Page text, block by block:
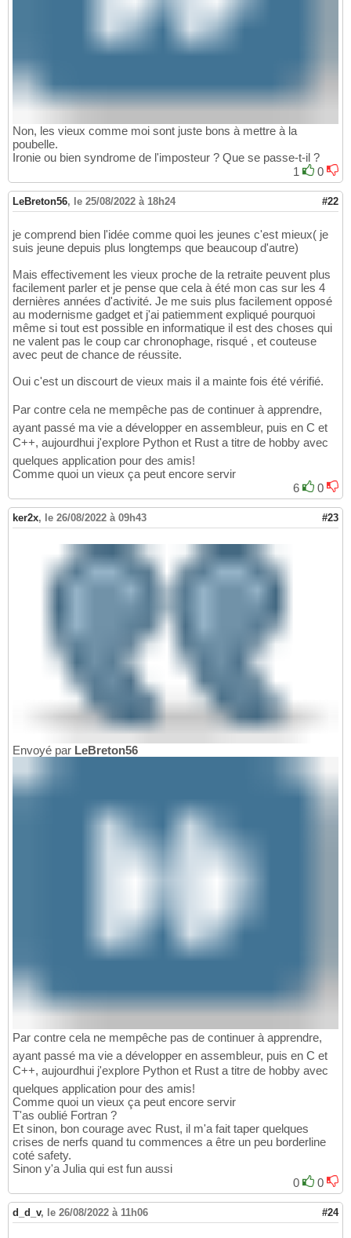
Non, les vieux comme moi sont juste bons à mettre à la
poubelle.
Ironie ou bien syndrome de l'imposteur ? Que se passe-t-il ?
1
0
LeBreton56, le 25/08/2022 à 18h24 #22
je comprend bien l'idée comme quoi les jeunes c'est mieux( je
suis jeune depuis plus longtemps que beaucoup d'autre)
Mais effectivement les vieux proche de la retraite peuvent plus
facilement parler et je pense que cela à été mon cas sur les 4
dernières années d'activité. Je me suis plus facilement opposé
au modernisme gadget et j'ai patiemment expliqué pourquoi
même si tout est possible en informatique il est des choses qui
ne valent pas le coup car chronophage, risqué , et couteuse
avec peut de chance de réussite.
Oui c'est un discourt de vieux mais il a mainte fois été vérifié.
Par contre cela ne mempêche pas de continuer à apprendre,
ayant passé ma vie a développer en assembleur, puis en C et
C++, aujourdhui j'explore Python et Rust a titre de hobby avec
quelques application pour des amis!
Comme quoi un vieux ça peut encore servir
6
0
ker2x, le 26/08/2022 à 09h43 #23
Envoyé par LeBreton56
Par contre cela ne mempêche pas de continuer à apprendre,
ayant passé ma vie a développer en assembleur, puis en C et
C++, aujourdhui j'explore Python et Rust a titre de hobby avec
quelques application pour des amis!
Comme quoi un vieux ça peut encore servir
T'as oublié Fortran ?
Et sinon, bon courage avec Rust, il m'a fait taper quelques
crises de nerfs quand tu commences a être un peu borderline
coté safety.
Sinon y'a Julia qui est fun aussi
0
0
d_d_v, le 26/08/2022 à 11h06 #24